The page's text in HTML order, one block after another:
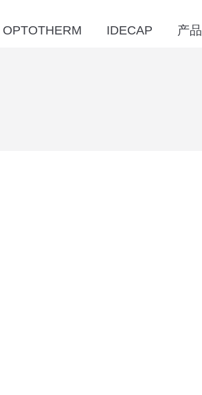
OPTOTHERM IDECAP 产品